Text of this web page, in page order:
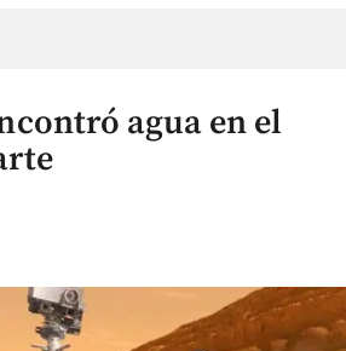
agua en el